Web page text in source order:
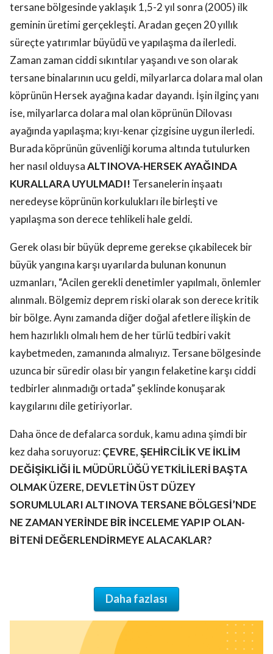
tersane bölgesinde yaklaşık 1,5-2 yıl sonra (2005) ilk
geminin üretimi gerçekleşti. Aradan geçen 20 yıllık
süreçte yatırımlar büyüdü ve yapılaşma da ilerledi.
Zaman zaman ciddi sıkıntılar yaşandı ve son olarak
tersane binalarının ucu geldi, milyarlarca dolara mal olan
köprünün Hersek ayağına kadar dayandı. İşin ilginç yanı
ise, milyarlarca dolara mal olan köprünün Dilovası
ayağında yapılaşma; kıyı-kenar çizgisine uygun ilerledi.
Burada köprünün güvenliği koruma altında tutulurken
her nasıl olduysaALTINOVA-HERSEK AYAĞINDA
KURALLARA UYULMADI! Tersanelerin inşaatı
neredeyse köprünün korkulukları ile birleşti ve
yapılaşma son derece tehlikeli hale geldi.
Gerek olası bir büyük depreme gerekse çıkabilecek bir
büyük yangına karşı uyarılarda bulunan konunun
uzmanları, “Acilen gerekli denetimler yapılmalı, önlemler
alınmalı. Bölgemiz deprem riski olarak son derece kritik
bir bölge. Aynı zamanda diğer doğal afetlere ilişkin de
hem hazırlıklı olmalı hem de her türlü tedbiri vakit
kaybetmeden, zamanında almalıyız. Tersane bölgesinde
uzunca bir süredir olası bir yangın felaketine karşı ciddi
tedbirler alınmadığı ortada” şeklinde konuşarak
kaygılarını dile getiriyorlar.
Daha önce de defalarca sorduk, kamu adına şimdi bir
kez daha soruyoruz: ÇEVRE, ŞEHİRCİLİK VE İKLİM
DEĞİŞİKLİĞİ İL MÜDÜRLÜĞÜ YETKİLİLERİ BAŞTA
OLMAK ÜZERE, DEVLETİN ÜST DÜZEY
SORUMLULARI ALTINOVA TERSANE BÖLGESİ’NDE
NE ZAMAN YERİNDE BİR İNCELEME YAPIP OLAN-
BİTENİ DEĞERLENDİRMEYE ALACAKLAR?
Daha fazlası